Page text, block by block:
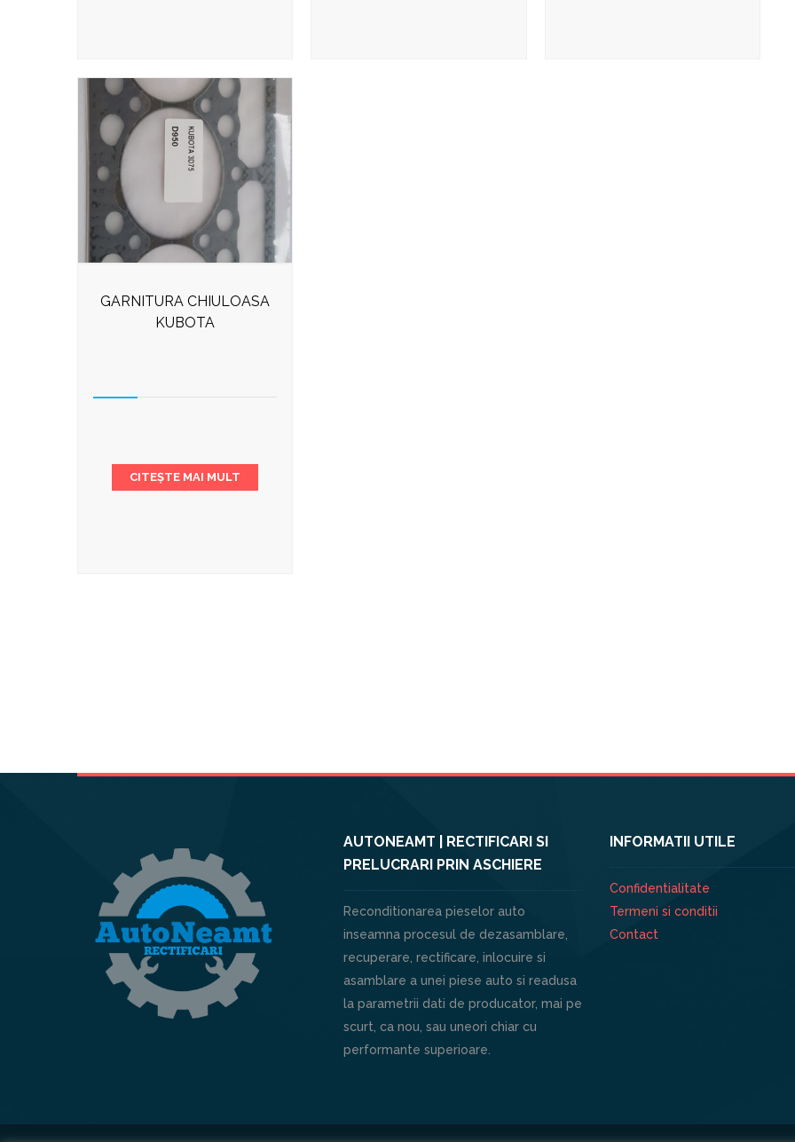
GARNITURA CHIULOASA
KUBOTA
CITEȘTE MAI MULT
AUTONEAMT | RECTIFICARI SI
PRELUCRARI PRIN ASCHIERE
Reconditionarea pieselor auto
inseamna procesul de dezasamblare,
recuperare, rectificare, inlocuire si
asamblare a unei piese auto si readusa
la parametrii dati de producator, mai pe
scurt, ca nou, sau uneori chiar cu
performante superioare.
INFORMATII UTILE
Confidentialitate
Termeni si conditii
Contact